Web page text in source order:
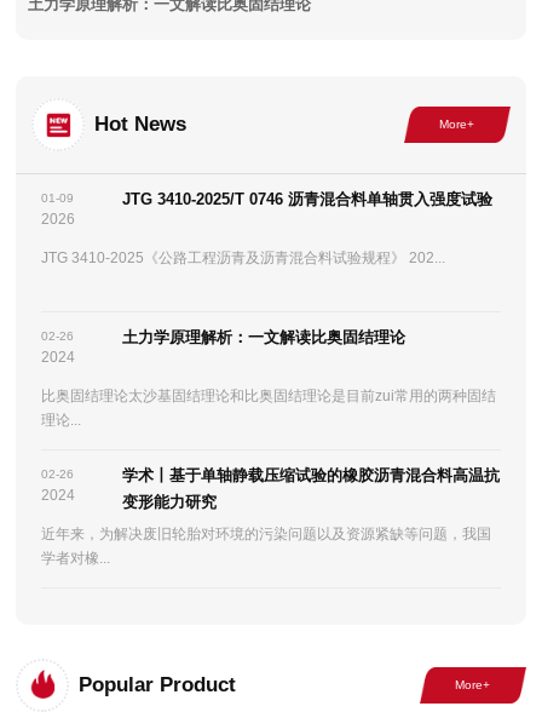
土力学原理解析：一文解读比奥固结理论
Hot News
01-09
2026
JTG 3410-2025/T 0746 沥青混合料单轴贯入强度试验
JTG 3410-2025《公路工程沥青及沥青混合料试验规程》 202...
02-26
2024
土力学原理解析：一文解读比奥固结理论
比奥固结理论太沙基固结理论和比奥固结理论是目前zui常用的两种固结
理论...
02-26
2024
学术丨基于单轴静载压缩试验的橡胶沥青混合料高温抗
变形能力研究
近年来，为解决废旧轮胎对环境的污染问题以及资源紧缺等问题，我国
学者对橡...
Popular Product